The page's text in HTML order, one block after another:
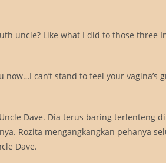
uncle? Like what I did to those three
can’t stand to feel your vagina’s
Dave. Dia terus baring terlenteng
Rozita mengangkangkan pehanya
Dave.